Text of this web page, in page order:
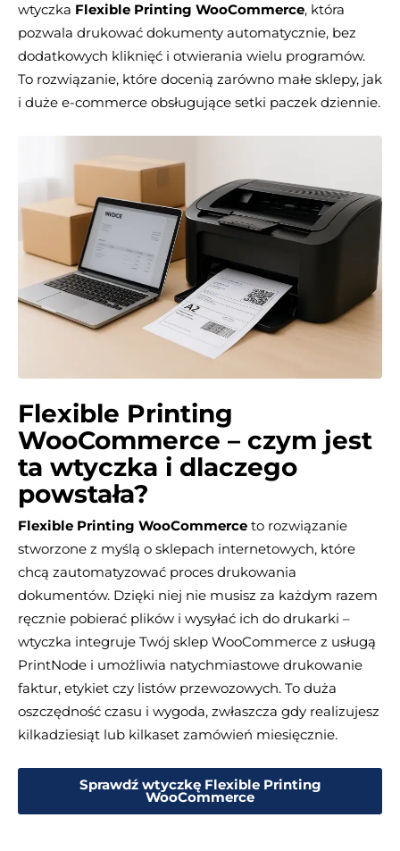
wtyczka Flexible Printing WooCommerce, która
pozwala drukować dokumenty automatycznie, bez
dodatkowych kliknięć i otwierania wielu programów.
To rozwiązanie, które docenią zarówno małe sklepy, jak
i duże e-commerce obsługujące setki paczek dziennie.
Flexible Printing
WooCommerce – czym jest
ta wtyczka i dlaczego
powstała?
Flexible Printing WooCommerce to rozwiązanie
stworzone z myślą o sklepach internetowych, które
chcą zautomatyzować proces drukowania
dokumentów. Dzięki niej nie musisz za każdym razem
ręcznie pobierać plików i wysyłać ich do drukarki –
wtyczka integruje Twój sklep WooCommerce z usługą
PrintNode i umożliwia natychmiastowe drukowanie
faktur, etykiet czy listów przewozowych. To duża
oszczędność czasu i wygoda, zwłaszcza gdy realizujesz
kilkadziesiąt lub kilkaset zamówień miesięcznie.
Sprawdź wtyczkę Flexible Printing
WooCommerce